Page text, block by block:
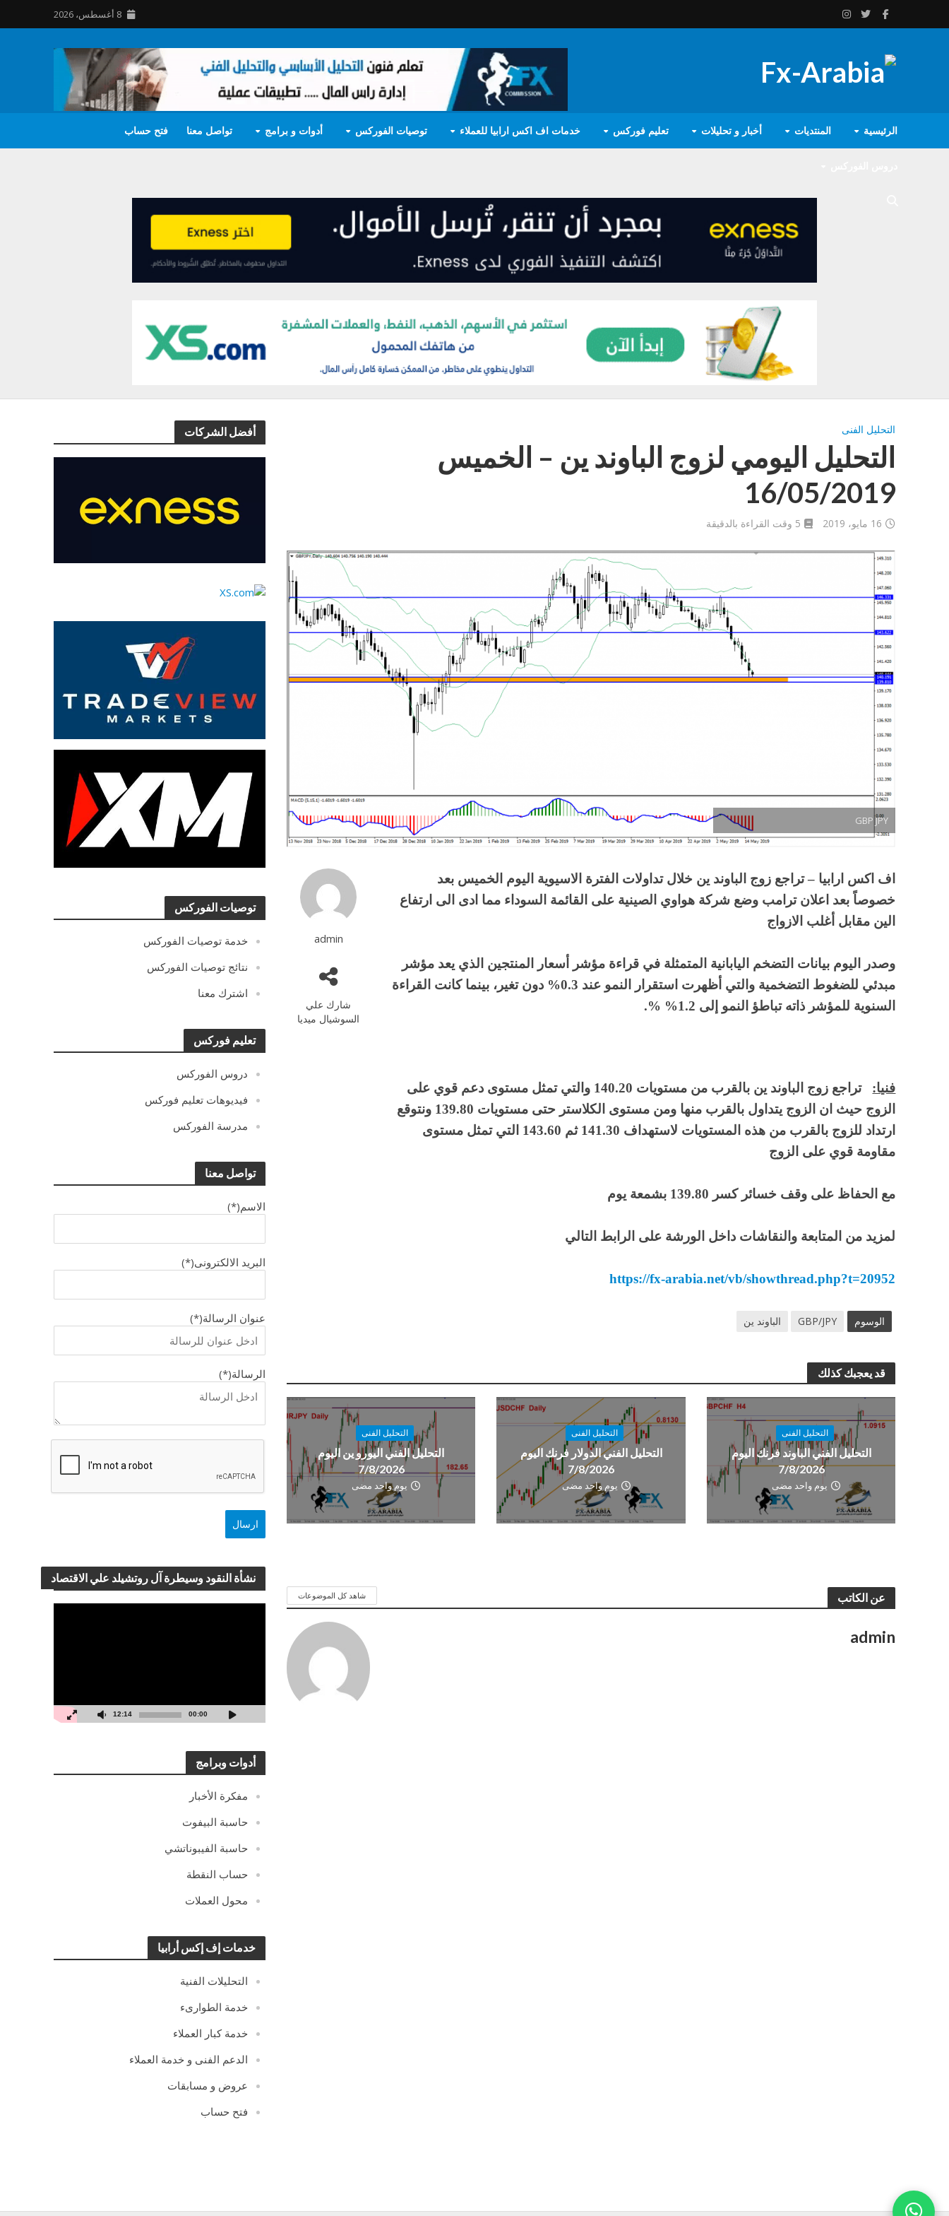
8 أغسطس، 2026
الرئيسية المنتديات أخبار و تحليلات تعليم فوركس خدمات اف اكس ارابيا للعملاء توصيات الفوركس أدوات و برامج تواصل معنا فتح حساب
أفضل الشركات
توصيات الفوركس
خدمة توصيات الفوركس
نتائج توصيات الفوركس
اشترك معنا
تعليم فوركس
دروس الفوركس
فيديوهات تعليم فوركس
مدرسة الفوركس
تواصل معنا
الاسم(*)
البريد الالكترونى(*)
عنوان الرسالة(*)
الرسالة(*)
نشأة النقود وسيطرة آل روتشيلد علي الاقتصاد
00:00
12:14
أدوات وبرامج
مفكرة الأخبار
حاسبة البيفوت
حاسبة الفيبوناتشي
حساب النقطة
محول العملات
خدمات إف إكس أرابيا
التحليلات الفنية
خدمة الطوارىء
خدمة كبار العملاء
الدعم الفنى و خدمة العملاء
عروض و مسابقات
فتح حساب
التحليل الفنى
التحليل اليومي لزوج الباوند ين – الخميس
16/05/2019
16 مايو، 2019 5 وقت القراءة بالدقيقة
GBP JPY
admin
شارك علي
السوشيال ميديا
اف اكس ارابيا – تراجع زوج الباوند ين خلال تداولات الفترة الاسيوية اليوم الخميس بعد
خصوصاً بعد اعلان ترامب وضع شركة هواوي الصينية على القائمة السوداء مما ادى الى ارتفاع
الين مقابل أغلب الازواج
وصدر اليوم بيانات التضخم اليابانية المتمثلة في قراءة مؤشر أسعار المنتجين الذي يعد مؤشر
مبدئي للضغوط التضخمية والتي أظهرت استقرار النمو عند 0.3% دون تغير، بينما كانت القراءة
السنوية للمؤشر ذاته تباطؤ النمو إلى 1.2% %.
فنيا:
تراجع زوج الباوند ين بالقرب من مستويات 140.20 والتي تمثل مستوى دعم قوي على
الزوج حيث ان الزوج يتداول بالقرب منها ومن مستوى الكلاستر حتى مستويات 139.80 ونتوقع
ارتداد للزوج بالقرب من هذه المستويات لاستهداف 141.30 ثم 143.60 التي تمثل مستوى
مقاومة قوي على الزوج
مع الحفاظ على وقف خسائر كسر 139.80 بشمعة يوم
لمزيد من المتابعة والنقاشات داخل الورشة على الرابط التالي
https://fx-arabia.net/vb/showthread.php?t=20952
الوسوم GBP/JPY الباوند ين
قد يعجبك كذلك
التحليل الفنى
التحليل الفني الباوند فرنك اليوم
7/8/2026
يوم واحد مضى
التحليل الفنى
التحليل الفني الدولار فرنك اليوم
7/8/2026
يوم واحد مضى
التحليل الفنى
التحليل الفني اليورو ين اليوم
7/8/2026
يوم واحد مضى
عن الكاتب شاهد كل الموضوعات
admin